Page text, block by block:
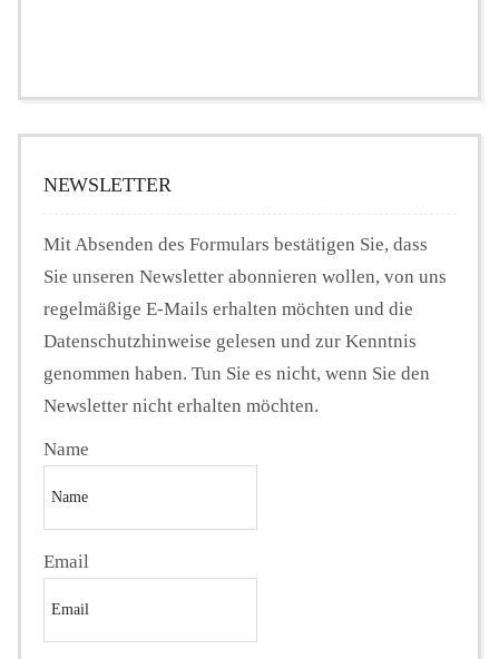
NEWSLETTER
Mit Absenden des Formulars bestätigen Sie, dass
Sie unseren Newsletter abonnieren wollen, von uns
regelmäßige E-Mails erhalten möchten und die
Datenschutzhinweise gelesen und zur Kenntnis
genommen haben. Tun Sie es nicht, wenn Sie den
Newsletter nicht erhalten möchten.
Name
Email